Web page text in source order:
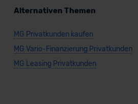
Standarddatenschutzklauseln (Art.
erteilen. Nähere Informationen zu
Datenschutzklauseln können Sie
unserem Datenschutzbeauftragten
Alternativen Themen
MG Privatkunden kaufen
MG Vario-Finanzierung Privatkunden
MG Leasing Privatkunden